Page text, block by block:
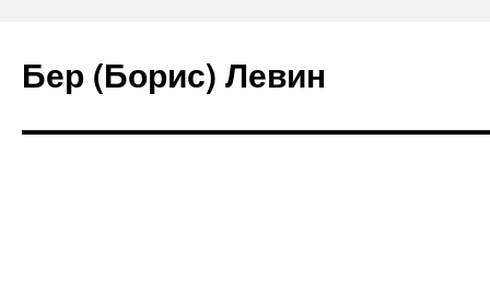
Бер (Борис) Левин